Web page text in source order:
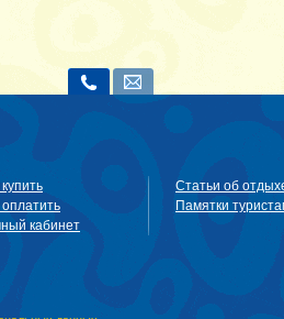
купить
оплатить
кабинет
Статьи об
Памятки